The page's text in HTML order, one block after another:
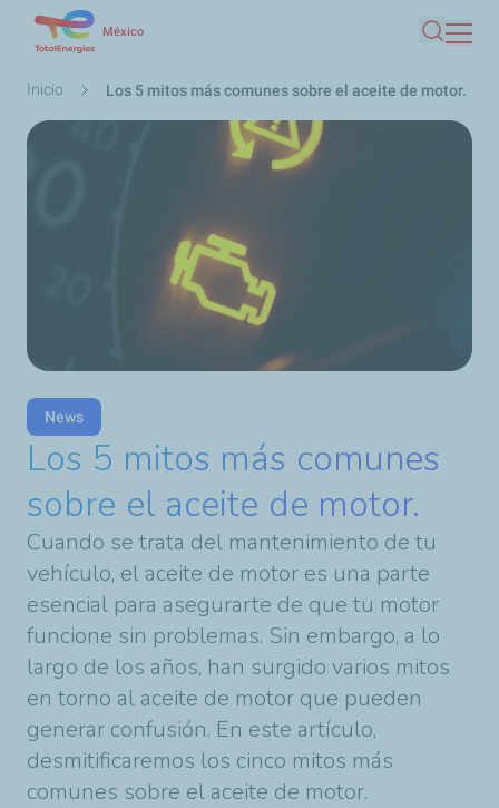
contenido
México
Buscar
Ruta
de
navegación
Inicio Los 5 mitos más comunes sobre el aceite de motor.
News
Los 5 mitos más comunes
sobre el aceite de motor.
Cuando se trata del mantenimiento de tu
vehículo, el aceite de motor es una parte
esencial para asegurarte de que tu motor
funcione sin problemas. Sin embargo, a lo
largo de los años, han surgido varios mitos
en torno al aceite de motor que pueden
generar confusión. En este artículo,
desmitificaremos los cinco mitos más
comunes sobre el aceite de motor.